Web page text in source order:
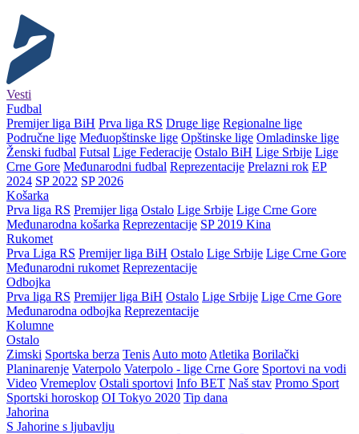
Vesti
Fudbal
Premijer liga BiH Prva liga RS Druge lige Regionalne lige
Područne lige Međuopštinske lige Opštinske lige Omladinske lige
Ženski fudbal Futsal Lige Federacije Ostalo BiH Lige Srbije Lige
Crne Gore Međunarodni fudbal Reprezentacije Prelazni rok EP
2024 SP 2022 SP 2026
Košarka
Prva liga RS Premijer liga Ostalo Lige Srbije Lige Crne Gore
Međunarodna košarka Reprezentacije SP 2019 Kina
Rukomet
Prva Liga RS Premijer liga BiH Ostalo Lige Srbije Lige Crne Gore
Međunarodni rukomet Reprezentacije
Odbojka
Prva liga RS Premijer liga BiH Ostalo Lige Srbije Lige Crne Gore
Međunarodna odbojka Reprezentacije
Kolumne
Ostalo
Zimski Sportska berza Tenis Auto moto Atletika Borilački
Planinarenje Vaterpolo Vaterpolo - lige Crne Gore Sportovi na vodi
Video Vremeplov Ostali sportovi Info BET Naš stav Promo Sport
Sportski horoskop OI Tokyo 2020 Tip dana
Jahorina
S Jahorine s ljubavlju